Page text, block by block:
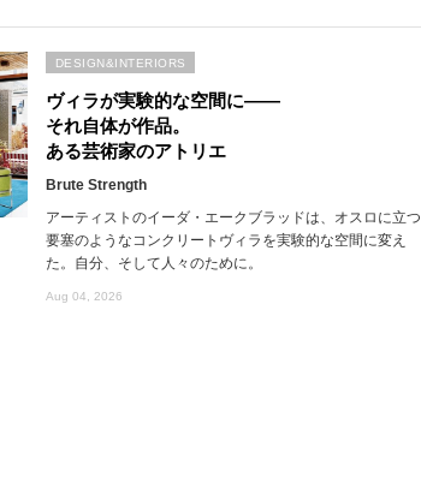
ヴィラが実験的な空間に――
それ自体が作品。
ある芸術家のアトリエ
Brute Strength
アーティストのイーダ・エークブラッドは、オスロに立つ
要塞のようなコンクリートヴィラを実験的な空間に変え
た。自分、そして人々のために。
Aug 04, 2026
DESIGN&INTERIORS